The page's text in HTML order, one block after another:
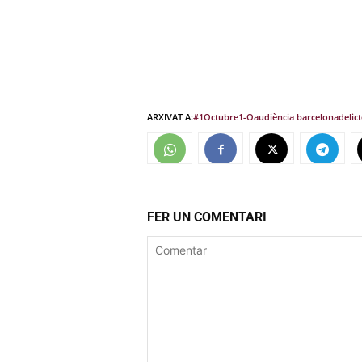
ARXIVAT A:#1Octubre1-Oaudiència barcelona
FER UN COMENTARI